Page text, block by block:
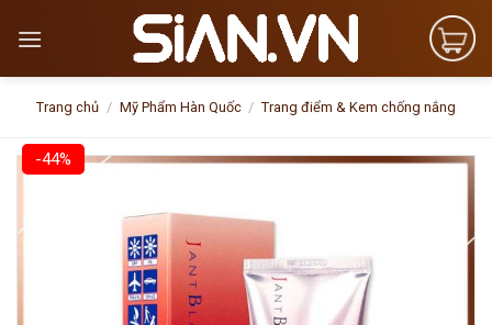
Trang chủ / Mỹ Phẩm Hàn Quốc / Trang điểm & Kem chống nắng
-44%